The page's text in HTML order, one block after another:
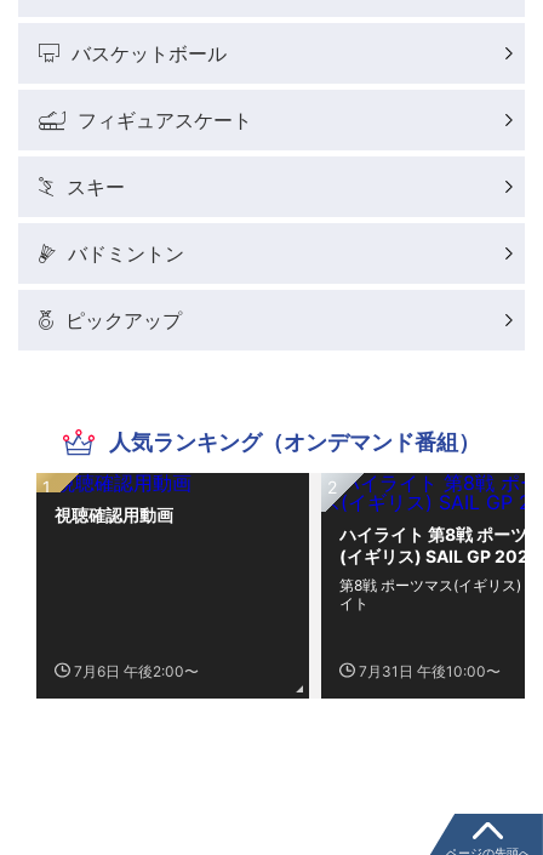
バスケットボール
フィギュアスケート
スキー
バドミントン
ピックアップ
人気ランキング（オンデマンド番組）
視聴確認用動画
7月6日 午後2:00〜
ハイライト 第8戦 ポーツ
(イギリス) SAIL GP 2026
7月31日 午後10:00〜
第8戦 ポーツマス(イギリス) ハ
イト